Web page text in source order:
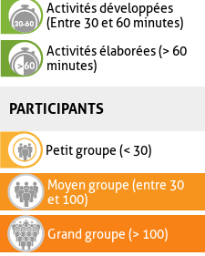
Activités développées
(Entre 30 et 60 minutes)
Activités élaborées (> 60
minutes)
PARTICIPANTS
Petit groupe (< 30)
Moyen groupe (entre 30
et 100)
Grand groupe (> 100)